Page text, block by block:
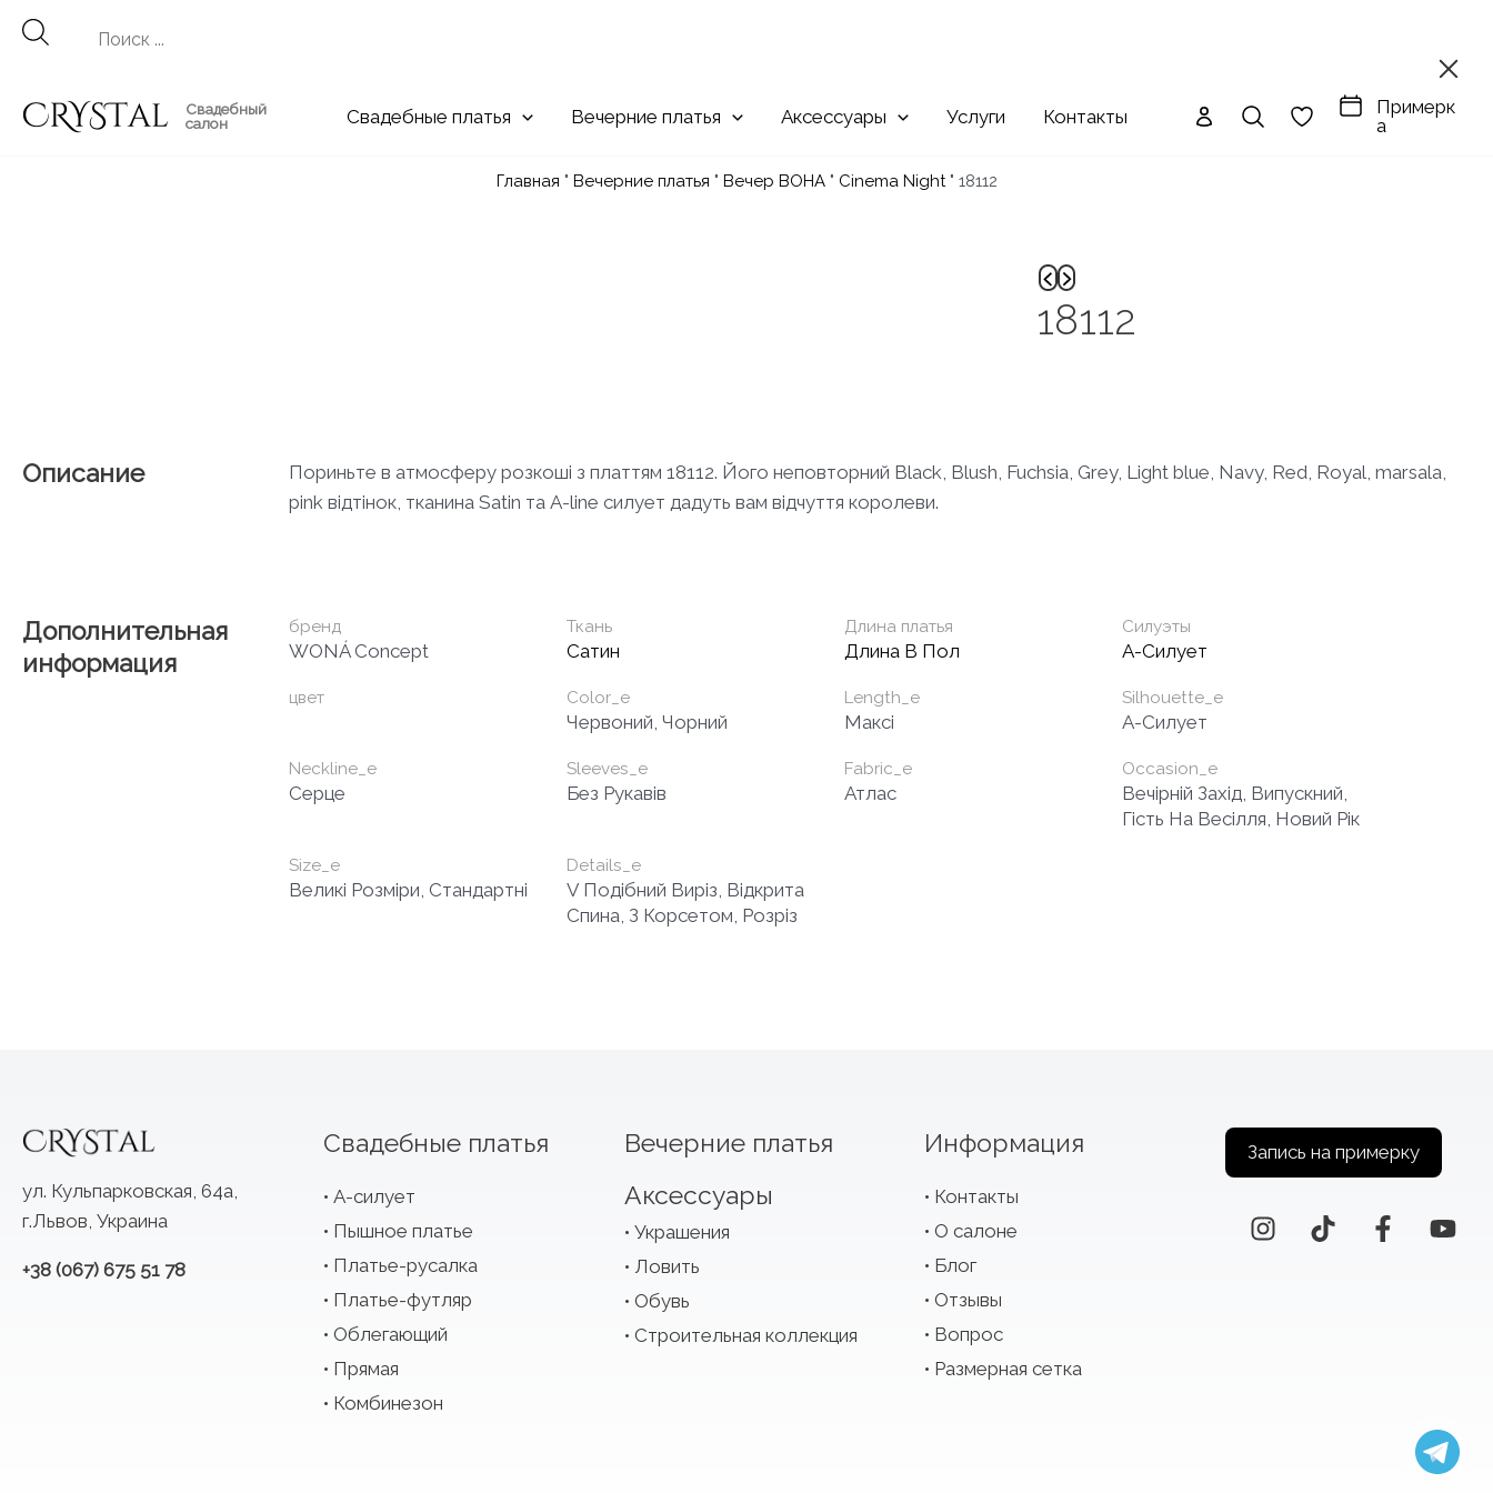
Перейти
Свадебный
салон
Свадебные Вечерние Аксессуары Услуги Контакты
Примерк
а
Главная " Вечерние платья " Вечер ВОНА" Cinema Night" 18112
18112
Описание
Пориньте в атмосферу розкоші з платтям 18112. Його неповторний Black, Blush, Fuchsia, Grey, Light blue, Navy, Red, Royal, marsala,
pink відтінок, тканина Satin та A-line силует дадуть вам відчуття королеви.
Дополнительная
информация
бренд
WONÁ Concept
Ткань
Сатин
Длина платья
Длина В Пол
Силуэты
А-Силует
цвет Color_e
Червоний, Чорний
Length_e
Максі
Silhouette_e
A-Силует
Neckline_e
Серце
Sleeves_e
Без Рукавів
Fabric_e
Атлас
Occasion_e
Вечірній Захід, Випускний,
Гість На Весілля, Новий Рік
Size_e
Великі Розміри, Стандартні
Details_e
V Подібний Виріз, Відкрита
Спина, З Корсетом, Розріз
ул. Кульпарковская, 64а,
г.Львов, Украина
+38 (067) 675 51 78
Свадебные платья
А-силует
Пышное платье
Платье-русалка
Платье-футляр
Облегающий
Прямая
Комбинезон
Вечерние платья
Аксессуары
Украшения
Ловить
Обувь
Строительная коллекция
Информация
Контакты
О салоне
Блог
Отзывы
Вопрос
Размерная сетка
Запись на примерку